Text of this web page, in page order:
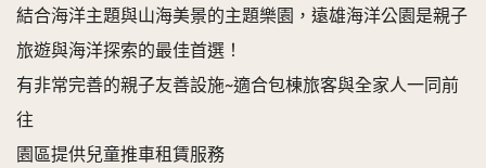
結合海洋主題與山海美景的主題樂園，遠雄海洋公園是親子
旅遊與海洋探索的最佳首選！
有非常完善的親子友善設施~適合包棟旅客與全家人一同前
往
園區提供兒童推車租賃服務